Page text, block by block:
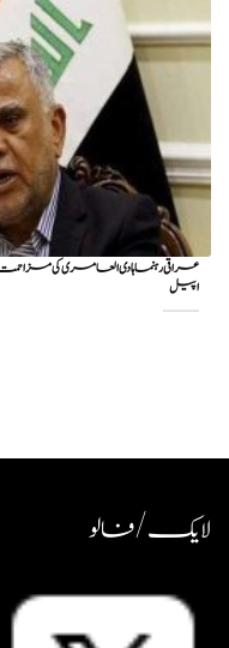
عراقی رہنما ہادی العامری کی
اپیل
لایک / فالو